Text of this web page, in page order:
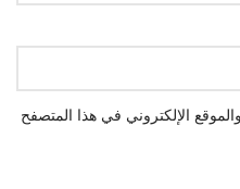
الإلكتروني في هذا المتصفح